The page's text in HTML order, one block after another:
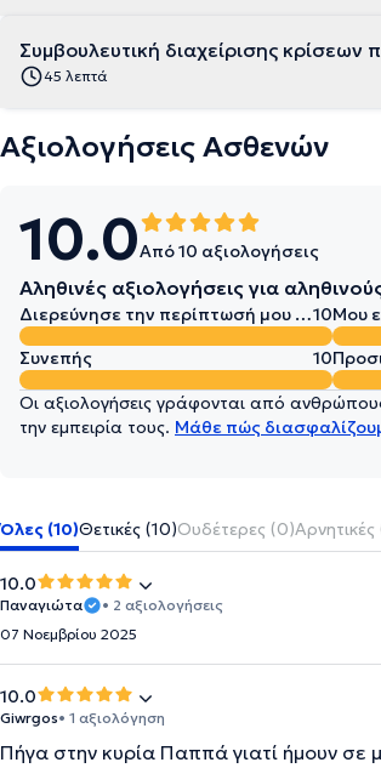
Συμβουλευτική διαχείρισης κρίσεων
45 λεπτά
Αξιολογήσεις Ασθενών
10.0Από 10 αξιολογήσεις
Αληθινές αξιολογήσεις για
Διερεύνησε την περίπτωσή μου σε βάθος10Μου
Συνεπής
10
Οι αξιολογήσεις γράφονται από
την εμπειρία τους. Μάθε πώς
Όλες (10)Θετικές (10)Ουδέτερες (0)
10.0
Παναγιώτα
• 2 αξιολογήσεις
07 Νοεμβρίου 2025
10.0
Giwrgos• 1 αξιολόγηση
Πήγα στην κυρία Παππά γιατί ήμουν